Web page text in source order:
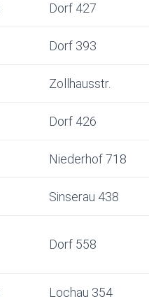
Dorf 427
Dorf 393
Zollhausstr.
Dorf 426
Niederhof 718
Sinserau 438
Dorf 558
Lochau 354